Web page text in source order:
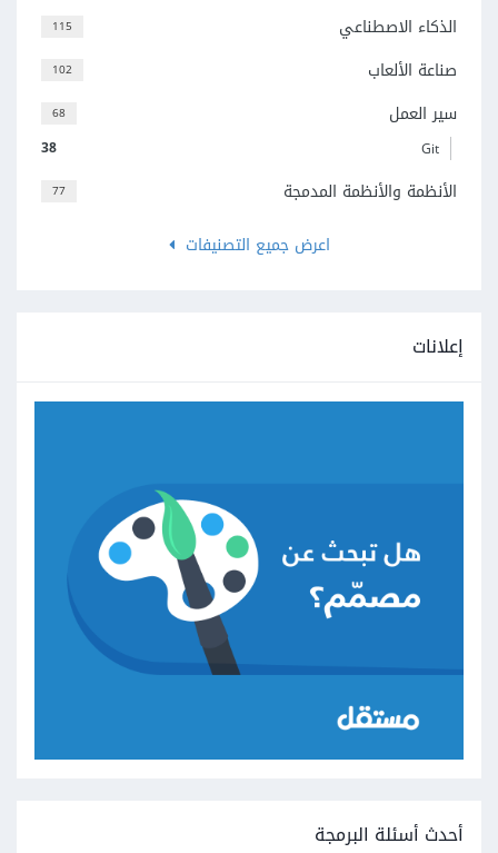
115 الذكاء الاصطناعي
102 صناعة الألعاب
68 سير العمل
38 Git
77
الأنظمة والأنظمة المدمجة
اعرض جميع التصنيفات
إعلانات
أحدث أسئلة البرمجة